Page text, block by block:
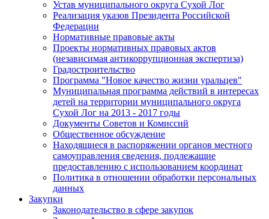
Устав муниципального округа Сухой Лог
Реализация указов Президента Российской
Федерации
Нормативные правовые акты
Проекты нормативных правовых актов
(независимая антикоррупционная экспертиза)
Градостроительство
Программа "Новое качество жизни уральцев"
Муниципальная программа действий в интересах
детей на территории муниципального округа
Сухой Лог на 2013 - 2017 годы
Документы Советов и Комиссий
Общественное обсуждение
Находящиеся в распоряжении органов местного
самоуправления сведения, подлежащие
предоставлению с использованием координат
Политика в отношении обработки персональных
данных
Закупки
Законодательство в сфере закупок